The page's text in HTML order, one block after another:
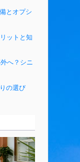
とオプシ
ットと知
へ？シニ
の選び